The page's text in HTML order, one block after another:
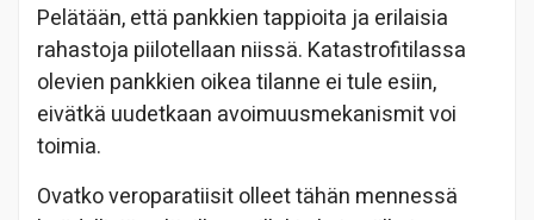
Pelätään, että pankkien tappioita ja erilaisia
rahastoja piilotellaan niissä. Katastrofitilassa
olevien pankkien oikea tilanne ei tule esiin,
eivätkä uudetkaan avoimuusmekanismit voi
toimia.
Ovatko veroparatiisit olleet tähän mennessä